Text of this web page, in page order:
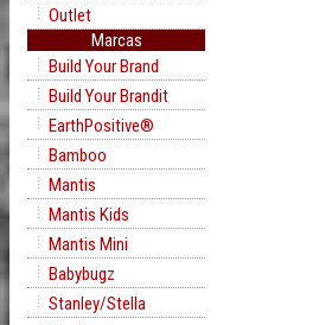
Outlet
Marcas
Build Your Brand
Build Your Brandit
EarthPositive®
Bamboo
Mantis
Mantis Kids
Mantis Mini
Babybugz
Stanley/Stella